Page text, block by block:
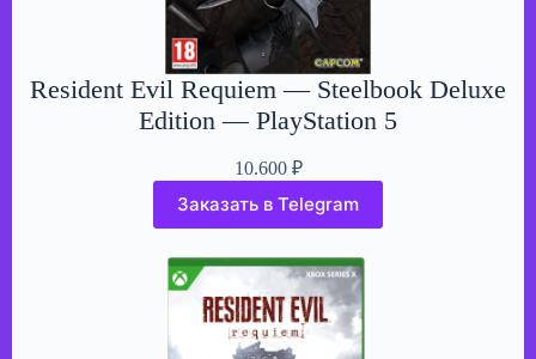
Resident Evil Requiem — Steelbook Deluxe
Edition — PlayStation 5
10.600 ₽
Заказать в Telegram